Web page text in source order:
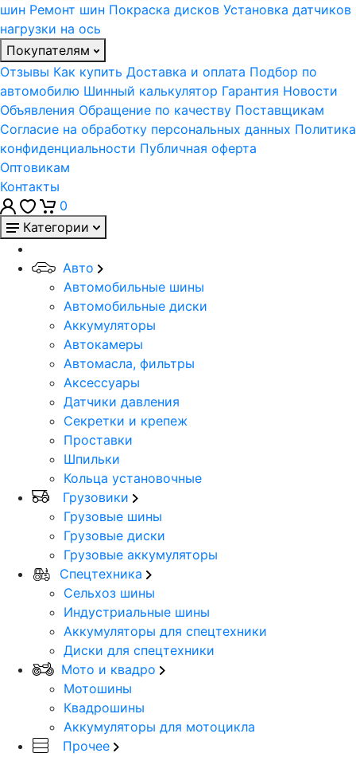
шин Ремонт шин Покраска дисков Установка датчиков
нагрузки на ось
Покупателям
Отзывы Как купить Доставка и оплата Подбор по
автомобилю Шинный калькулятор Гарантия Новости
Объявления Обращение по качеству Поставщикам
Согласие на обработку персональных данных Политика
конфиденциальности Публичная оферта
Оптовикам
Контакты
0
Категории
Авто
Автомобильные шины
Автомобильные диски
Аккумуляторы
Автокамеры
Автомасла, фильтры
Аксессуары
Датчики давления
Секретки и крепеж
Проставки
Шпильки
Кольца установочные
Грузовики
Грузовые шины
Грузовые диски
Грузовые аккумуляторы
Спецтехника
Сельхоз шины
Индустриальные шины
Аккумуляторы для спецтехники
Диски для спецтехники
Мото и квадро
Мотошины
Квадрошины
Аккумуляторы для мотоцикла
Прочее